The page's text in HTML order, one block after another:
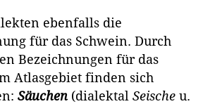
ebenfalls die
für das Schwein. Durch
Bezeichnungen für das
Atlasgebiet finden sich
Säuchen(dialektal Seische u.